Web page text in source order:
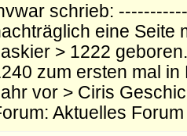
schrieb:
eine Seite
> 1222
zum ersten mal
vor > Ciris
Aktuelles Forum